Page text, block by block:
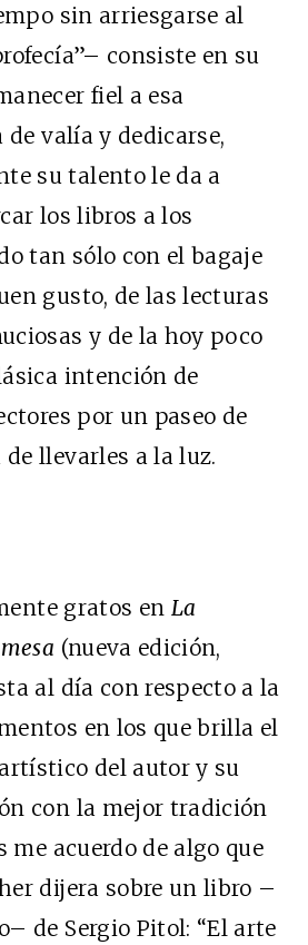
sin arriesgarse al
consiste en su
fiel a esa
valía y dedicarse,
su talento le da a
los libros a los
tan sólo con el bagaje
gusto, de las lecturas
y de la hoy poco
intención de
por un paseo de
llevarles a la luz.
gratos en La
(nueva edición,
al día con respecto a la
en los que brilla el
del autor y su
con la mejor tradición
me acuerdo de algo que
dijera sobre un libro –
de Sergio Pitol: “El arte